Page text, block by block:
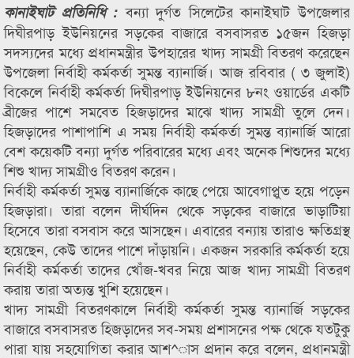
কানাইঘাট প্রতিনিধি : বন্যা দুর্গত সিলেটের কানাইঘাট উপজেলার
দিঘীরপাড় ইউনিয়নের সড়কের বাজারে বসবাসরত ১৫জন হিজড়া
সদস্যদের মধ্যে প্রধানমন্ত্রীর উপহারের খাদ্য সামগ্রী বিতরণ করেছেন
উপজেলা নির্বাহী কর্মকর্তা সুমন্ত ব্যানার্জি। আজ রবিবার ( ৩ জুলাই)
বিকেলে নির্বাহী কর্মকর্তা দিঘীরপাড় ইউনিয়নের ৮নং ওয়ার্ডের একটি
ব্রীজের পাশে সমবেত হিজড়াদের মাঝে খাদ্য সামগ্রী তুলে দেন।
হিজড়াদের পাশাপাশি এ সময় নির্বাহী কর্মকর্তা সুমন্ত ব্যানার্জি আরো
বেশ কয়েকটি বন্যা দুর্গত পরিবারের মধ্যে এবং অনেক শিশুদের মধ্যে
শিশু খাদ্য সামগ্রীও বিতরণ করেন।
নির্বাহী কর্মকর্তা সুমন্ত ব্যানার্জিকে কাছে পেয়ে আবেগাপ্লুত হয়ে পড়েন
হিজড়ারা। তারা বলেন দীর্ঘদিন থেকে সড়কের বাজারে ভাড়াটিয়া
হিসেবে তারা বসবাস করে আসছেন। এবারের বন্যায় তারাও ক্ষতিগ্রস্থ
হয়েছেন, কেউ তাদের পাশে দাঁড়ায়নি। একজন সরকারি কর্মকর্তা হয়ে
নির্বাহী কর্মকর্তা তাদের খোঁজ-খবর নিয়ে আজ খাদ্য সামগ্রী বিতরণ
করায় তারা অত্যন্ত খুশি হয়েছেন।
খাদ্য সামগ্রী বিতরণকালে নির্বাহী কর্মকর্তা সুমন্ত ব্যানার্জি সড়কের
বাজারে বসবাসরত হিজড়াদের সব-সময় প্রশাসনের পক্ষ থেকে যতটুকু
পারা যায় সহযোগিতা করার আশ^াস প্রদান করে বলেন, প্রধানমন্ত্রী